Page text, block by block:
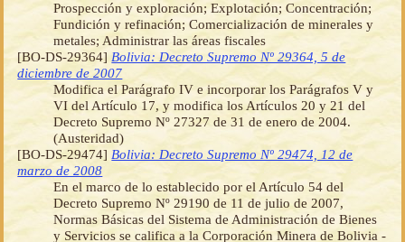
Prospección y exploración; Explotación; Concentración;
Fundición y refinación; Comercialización de minerales y
metales; Administrar las áreas fiscales
[BO-DS-29364]Bolivia: Decreto Supremo Nº 29364, 5 de
diciembre de 2007
Modifica el Parágrafo IV e incorporar los Parágrafos V y
VI del Artículo 17, y modifica los Artículos 20 y 21 del
Decreto Supremo Nº 27327 de 31 de enero de 2004.
(Austeridad)
[BO-DS-29474] Bolivia: Decreto Supremo Nº 29474, 12 de
marzo de 2008
En el marco de lo establecido por el Artículo 54 del
Decreto Supremo Nº 29190 de 11 de julio de 2007,
Normas Básicas del Sistema de Administración de Bienes
y Servicios se califica a la Corporación Minera de Bolivia -